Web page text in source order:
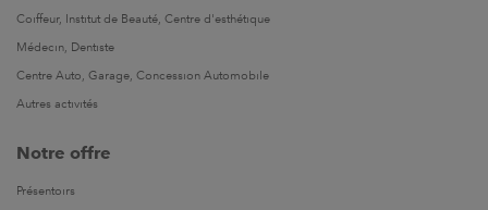
Coiffeur, Institut de Beauté, Centre d'esthétique
Médecin, Dentiste
Centre Auto, Garage, Concession Automobile
Autres activités
Notre offre
Présentoirs